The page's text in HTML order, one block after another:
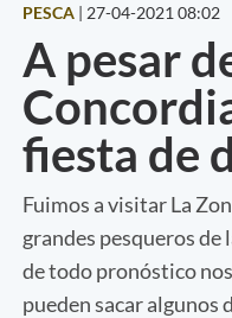
PESCA | 27-04-2021 08:02
A pesar
fiesta de
Fuimos a visitar La
grandes pesqueros
de todo pronóstico
pueden sacar algunos